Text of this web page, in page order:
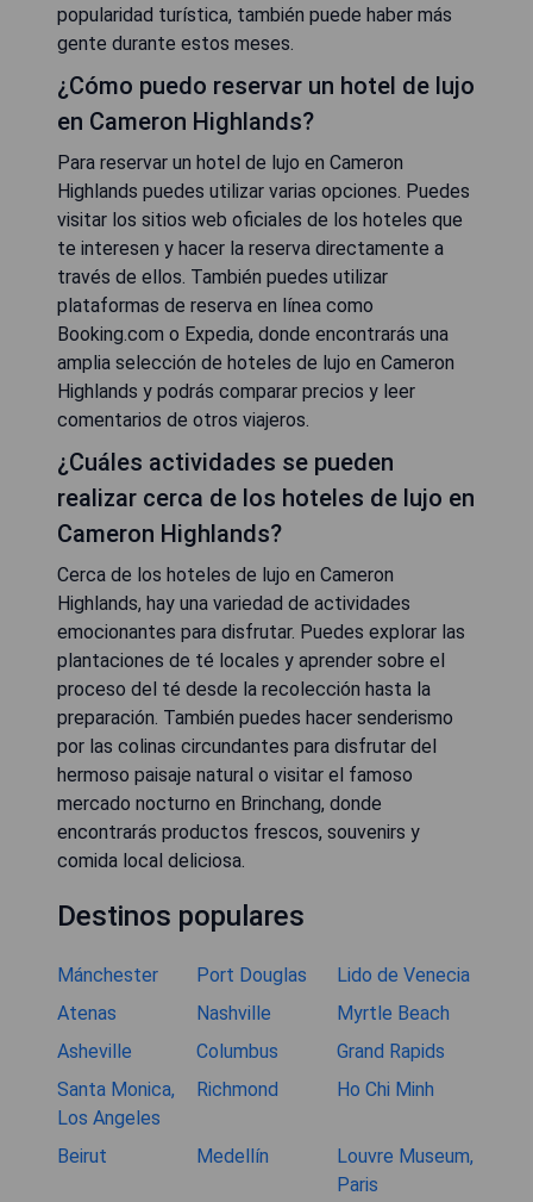
popularidad turística, también puede haber más
gente durante estos meses.
¿Cómo puedo reservar un hotel de lujo
en Cameron Highlands?
Para reservar un hotel de lujo en Cameron
Highlands puedes utilizar varias opciones. Puedes
visitar los sitios web oficiales de los hoteles que
te interesen y hacer la reserva directamente a
través de ellos. También puedes utilizar
plataformas de reserva en línea como
Booking.com o Expedia, donde encontrarás una
amplia selección de hoteles de lujo en Cameron
Highlands y podrás comparar precios y leer
comentarios de otros viajeros.
¿Cuáles actividades se pueden
realizar cerca de los hoteles de lujo en
Cameron Highlands?
Cerca de los hoteles de lujo en Cameron
Highlands, hay una variedad de actividades
emocionantes para disfrutar. Puedes explorar las
plantaciones de té locales y aprender sobre el
proceso del té desde la recolección hasta la
preparación. También puedes hacer senderismo
por las colinas circundantes para disfrutar del
hermoso paisaje natural o visitar el famoso
mercado nocturno en Brinchang, donde
encontrarás productos frescos, souvenirs y
comida local deliciosa.
Destinos populares
Mánchester Port Douglas
Lido de Venecia
Atenas
Nashville
Myrtle Beach
Asheville
Columbus
Grand Rapids
Santa Monica,
Los Angeles
Richmond Ho Chi Minh
Beirut Medellín
Louvre Museum,
Paris